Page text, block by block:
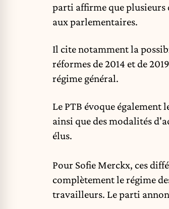
parti affirme que plusieurs
aux parlementaires.
Il cite notamment la
réformes de 2014 et de
régime général.
Le PTB évoque également
ainsi que des modalités
élus.
Pour Sofie Merckx, ces
complètement le régime
travailleurs. Le parti